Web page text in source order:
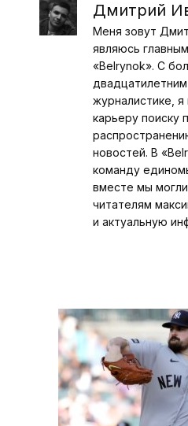
Дмитрий
Меня зовут
являюсь
«Belrynok». С
журналистике,
карьеру поиску
новостей. В
команду
вместе мы
читателям
и актуальную